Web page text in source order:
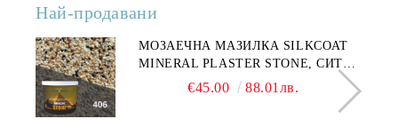
Най-продавани
МОЗАЕЧНА МАЗИЛКА SILKCOAT
MINERAL PLASTER STONE, СИТЕН
КАМЪК 406 25КГ
€45.00 88.01лв.